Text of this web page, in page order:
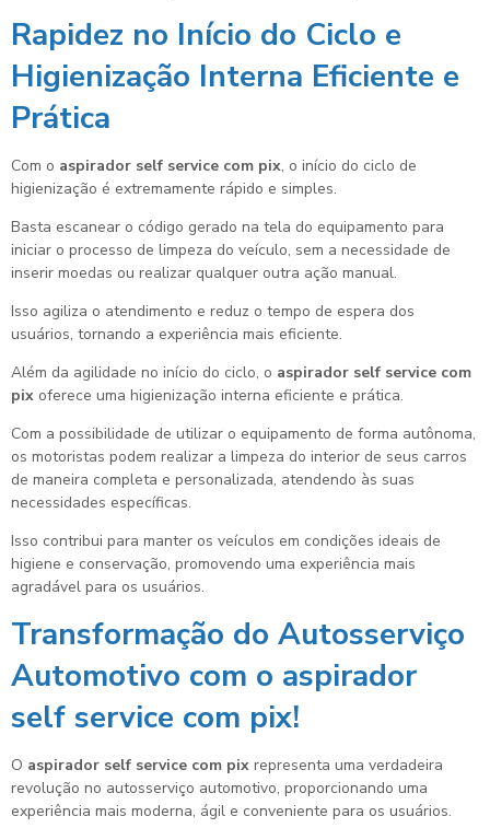
Rapidez no Início do Ciclo e
Higienização Interna Eficiente e
Prática
Com o aspirador self service com pix, o início do ciclo de
higienização é extremamente rápido e simples.
Basta escanear o código gerado na tela do equipamento para
iniciar o processo de limpeza do veículo, sem a necessidade de
inserir moedas ou realizar qualquer outra ação manual.
Isso agiliza o atendimento e reduz o tempo de espera dos
usuários, tornando a experiência mais eficiente.
Além da agilidade no início do ciclo, o aspirador self service com
pix oferece uma higienização interna eficiente e prática.
Com a possibilidade de utilizar o equipamento de forma autônoma,
os motoristas podem realizar a limpeza do interior de seus carros
de maneira completa e personalizada, atendendo às suas
necessidades específicas.
Isso contribui para manter os veículos em condições ideais de
higiene e conservação, promovendo uma experiência mais
agradável para os usuários.
Transformação do Autosserviço
Automotivo com o aspirador
self service com pix!
O aspirador self service com pix representa uma verdadeira
revolução no autosserviço automotivo, proporcionando uma
experiência mais moderna, ágil e conveniente para os usuários.